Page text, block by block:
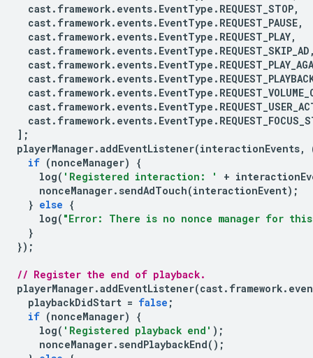
cast. framework. events. EventType . REQUEST_STOP,
cast. framework. events. EventType . REQUEST_PAUSE,
cast. framework. events. EventType . REQUEST_PLAY,
cast. framework. events. EventType . REQUEST_SKIP_AD
cast. framework. events. EventType .
cast. framework. events. EventType .
cast. framework. events. EventType .
cast. framework. events. EventType .
cast. framework. events. EventType .
];
playerManager.addEventListener(interactionEvents,
if (nonceManager)
{
log( 'Registered interaction: ' +
nonceManager. sendAdTouch(interactionEvent);
} else {
log( "Error: There is no nonce manager for
}
});
// Register the end of playback.
playerManager.addEventListener(cast. framework.
playbackDidStart = false ;
if (nonceManager)
{
log( 'Registered playback end' );
nonceManager. sendPlaybackEnd();